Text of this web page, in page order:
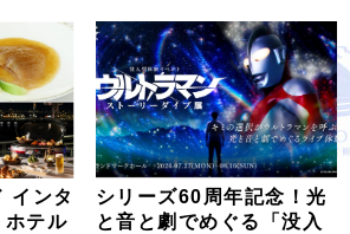
インタ
ホテル
シリーズ60周年記念！光
と音と劇でめぐる「没入